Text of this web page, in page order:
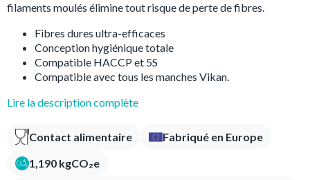
filaments moulés élimine tout risque de perte de fibres.
Fibres dures ultra-efficaces
Conception hygiénique totale
Compatible HACCP et 5S
Compatible avec tous les manches Vikan.
Lire la description complète
Contact alimentaire Fabriqué en Europe
1,190 kgCO₂e